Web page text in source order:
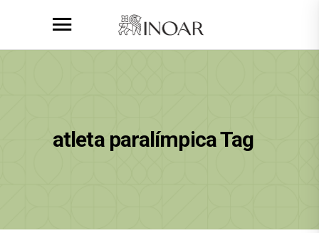
atleta paralímpica Tag